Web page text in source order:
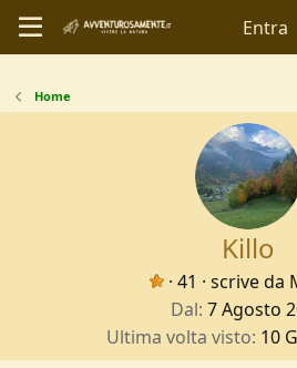
Entra
Home
Killo
· 41 · scrive da
Dal 7 Agosto
Ultima volta visto 10